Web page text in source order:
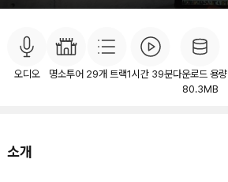
오디오 명소투어 29개 트랙1시간 39분다운로드 용량
80.3MB
소개